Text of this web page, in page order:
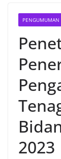
PENGUMUMAN
2023